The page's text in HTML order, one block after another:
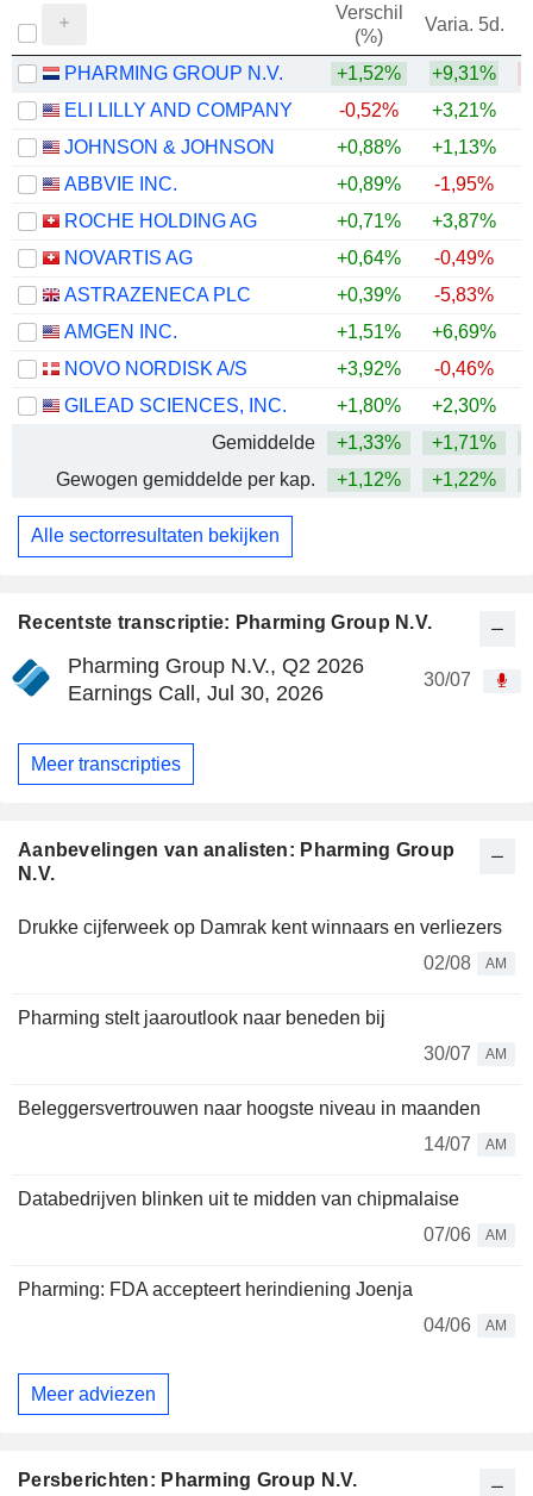
Recentste transcriptie: Pharming Group N.V.
Pharming Group N.V., Q2 2026
Earnings Call, Jul 30, 2026
30/07
Meer transcripties
Aanbevelingen van analisten: Pharming Group
N.V.
Drukke cijferweek op Damrak kent winnaars en verliezers
02/08
AM
Pharming stelt jaaroutlook naar beneden bij
30/07
AM
Beleggersvertrouwen naar hoogste niveau in maanden
14/07
AM
Databedrijven blinken uit te midden van chipmalaise
07/06
AM
Pharming: FDA accepteert herindiening Joenja
04/06
AM
Meer adviezen
Persberichten: Pharming Group N.V.
Verschil
(%)
Varia. 5d.
PHARMING GROUP N.V. +1,52% +9,31%
ELI LILLY AND COMPANY
-0,52% +3,21%
JOHNSON & JOHNSON
+0,88% +1,13%
ABBVIE INC.
+0,89% -1,95%
ROCHE HOLDING AG
+0,71% +3,87%
NOVARTIS AG
+0,64% -0,49%
ASTRAZENECA PLC
+0,39% -5,83%
AMGEN INC.
+1,51% +6,69%
NOVO NORDISK A/S
+3,92% -0,46%
GILEAD SCIENCES, INC.
+1,80% +2,30%
Gemiddelde
+1,33% +1,71%
Gewogen gemiddelde per kap.
+1,12% +1,22%
Alle sectorresultaten bekijken